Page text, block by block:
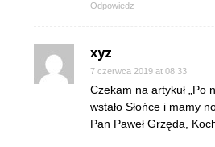
Odpowiedz
xyz
7 czerwca 2019 at 08:33
Czekam na artykuł „Po
wstało Słońce i mamy
Pan Paweł Grzęda,